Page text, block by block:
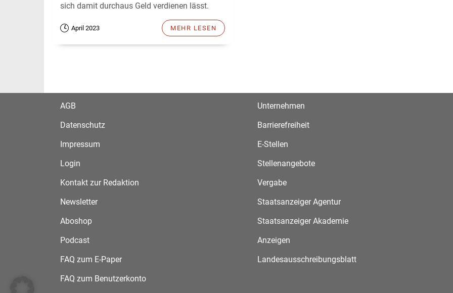
sich damit durchaus Geld verdienen lässt.
April 2023 MEHR LESEN
AGB
Datenschutz
Impressum
Login
Kontakt zur Redaktion
Newsletter
Aboshop
Podcast
FAQ zum E-Paper
FAQ zum Benutzerkonto
Unternehmen
Barrierefreiheit
E-Stellen
Stellenangebote
Vergabe
Staatsanzeiger Agentur
Staatsanzeiger Akademie
Anzeigen
Landesausschreibungsblatt